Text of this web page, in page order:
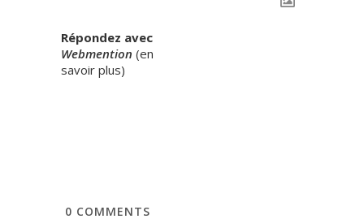
Répondez avec
Webmention (en
savoir plus)
0 COMMENTS